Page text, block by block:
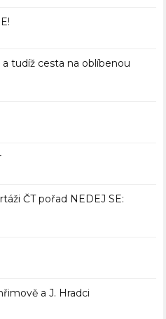
tudíž cesta na oblíbenou
ČT pořad NEDEJ SE:
a J. Hradci